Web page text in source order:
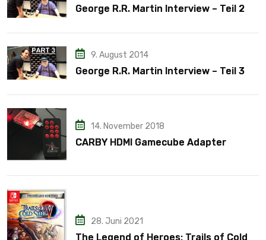
George R.R. Martin Interview – Teil 2
9. August 2014
George R.R. Martin Interview – Teil 3
14. November 2018
CARBY HDMI Gamecube Adapter
28. Juni 2021
The Legend of Heroes: Trails of Cold